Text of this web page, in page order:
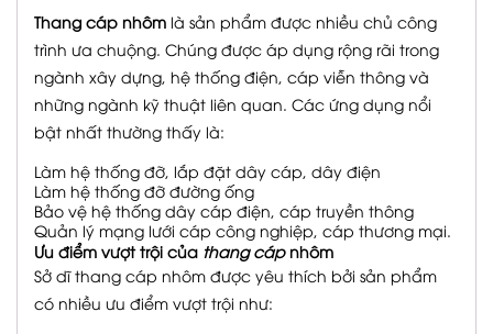
Thang cáp nhôm là sản phẩm được nhiều chủ công
trình ưa chuộng. Chúng được áp dụng rộng rãi trong
ngành xây dựng, hệ thống điện, cáp viễn thông và
những ngành kỹ thuật liên quan. Các ứng dụng nổi
bật nhất thường thấy là:
Làm hệ thống đỡ, lắp đặt dây cáp, dây điện
Làm hệ thống đỡ đường ống
Bảo vệ hệ thống dây cáp điện, cáp truyền thông
Quản lý mạng lưới cáp công nghiệp, cáp thương mại.
Ưu điểm vượt trội của thang cápnhôm
Sở dĩ thang cáp nhôm được yêu thích bởi sản phẩm
có nhiều ưu điểm vượt trội như: